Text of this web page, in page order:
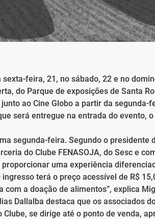
feira, 21, no sábado, 22 e no
do Parque de exposições de Santa
ao Cine Globo a partir da segunda-
será entregue na entrada do evento,
segunda-feira. Segundo o presidente
do Clube FENASOJA, do Sesc e
proporcionar uma experiência
terá o preço acessível de R$
a doação de alimentos”, explica
Dallalba destaca que os associados
Clube, se dirige até o ponto de venda,